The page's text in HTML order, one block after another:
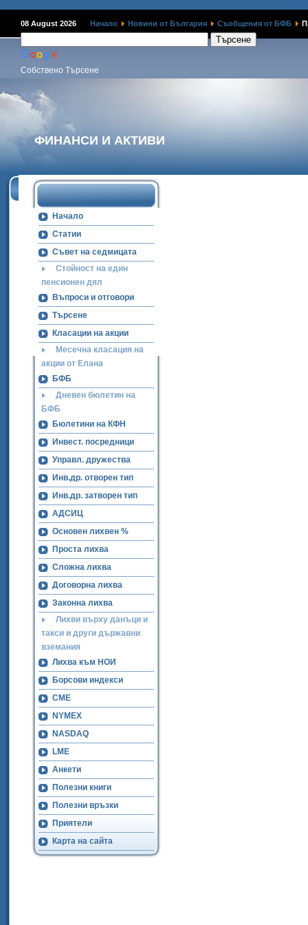
08 August 2026 Начало Новини от България Съобщения от БФБ
Собствено Търсене
ФИНАНСИ И АКТИВИ
Начало
Статии
Съвет на седмицата
Стойност на един
пенсионен дял
Въпроси и отговори
Търсене
Класации на акции
Месечна класация на
акции от Елана
БФБ
Дневен бюлетин на
БФБ
Бюлетини на КФН
Инвест. посредници
Управл. дружества
Инв.др. отворен тип
Инв.др. затворен тип
АДСИЦ
Основен лихвен %
Проста лихва
Сложна лихва
Договорна лихва
Законна лихва
Лихви върху данъци и
такси и други държавни
вземания
Лихва към НОИ
Борсови индекси
CME
NYMEX
NASDAQ
LME
Анкети
Полезни книги
Полезни връзки
Приятели
Карта на сайта